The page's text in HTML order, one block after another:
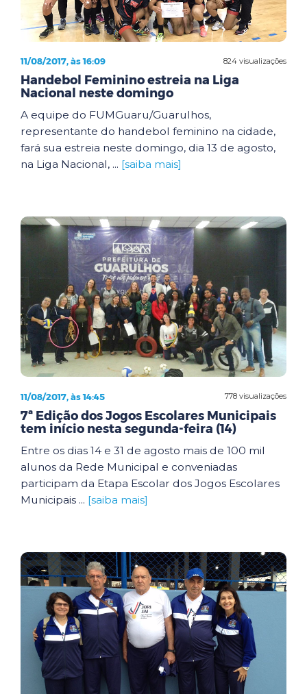
824 visualizações
11/08/2017, às 16:09
Handebol Feminino estreia na Liga
Nacional neste domingo
A equipe do FUMGuaru/Guarulhos,
representante do handebol feminino na cidade,
fará sua estreia neste domingo, dia 13 de agosto,
na Liga Nacional, ... [saiba mais]
778 visualizações
11/08/2017, às 14:45
7ª Edição dos Jogos Escolares Municipais
tem início nesta segunda-feira (14)
Entre os dias 14 e 31 de agosto mais de 100 mil
alunos da Rede Municipal e conveniadas
participam da Etapa Escolar dos Jogos Escolares
Municipais ... [saiba mais]